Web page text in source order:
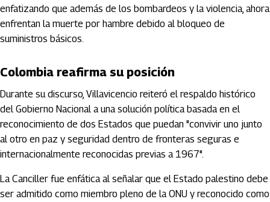
enfatizando que además de los bombardeos y la violencia, ahora
enfrentan la muerte por hambre debido al bloqueo de
suministros básicos.
Colombia reafirma su posición
Durante su discurso, Villavicencio reiteró el respaldo histórico
del Gobierno Nacional a una solución política basada en el
reconocimiento de dos Estados que puedan "convivir uno junto
al otro en paz y seguridad dentro de fronteras seguras e
internacionalmente reconocidas previas a 1967".
La Canciller fue enfática al señalar que el Estado palestino debe
ser admitido como miembro pleno de la ONU y reconocido como